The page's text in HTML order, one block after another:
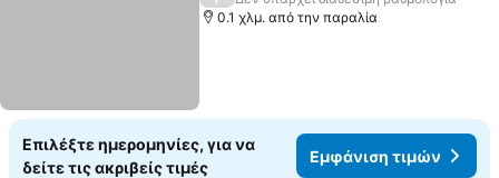
0.1 χλμ. από την παραλία
Επιλέξτε ημερομηνίες, για να
δείτε τις ακριβείς τιμές
Εμφάνιση τιμών